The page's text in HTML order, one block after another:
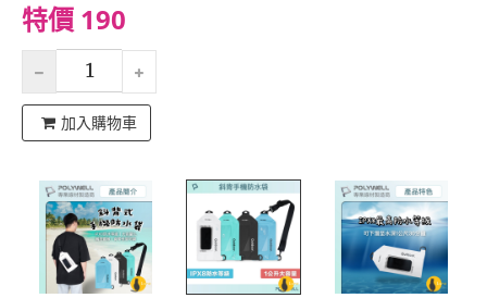
特價 190
加入購物車